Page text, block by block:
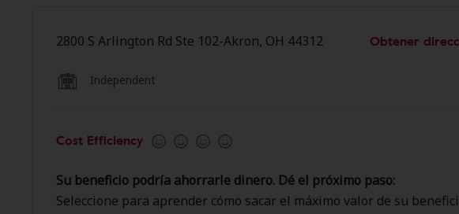
2800 S Arlington Rd Ste 102-Akron, OH 44312 Obtener
Independent
Cost Efficiency
Su beneficio podría ahorrarle dinero. Dé el próximo paso:
Seleccione para aprender cómo sacar el máximo valor de su